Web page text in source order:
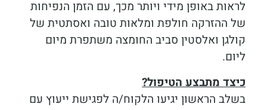
לראות באופן מידי ויותר מכך, עם הזמן הנפיחות
של ההזרקה חולפת ומלאות טובה ואסתטית של
קולגן ואלסטין סביב החומצה משתפרת מיום
ליום.
כיצד מתבצע הטיפול?
בשלב הראשון יגיעו הלקוח/ה לפגישת ייעוץ עם